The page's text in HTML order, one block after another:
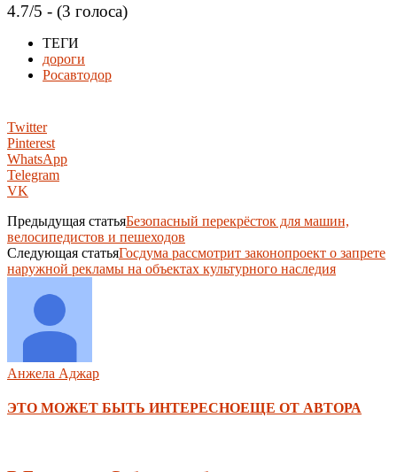
4.7/5 - (3 голоса)
ТЕГИ
дороги
Росавтодор
Twitter
Pinterest
WhatsApp
Telegram
VK
Предыдущая статьяБезопасный перекрёсток для машин,
велосипедистов и пешеходов
Следующая статьяГосдума рассмотрит законопроект о запрете
наружной рекламы на объектах культурного наследия
Анжела Аджар
ЭТО МОЖЕТ БЫТЬ ИНТЕРЕСНОЕЩЕ ОТ АВТОРА